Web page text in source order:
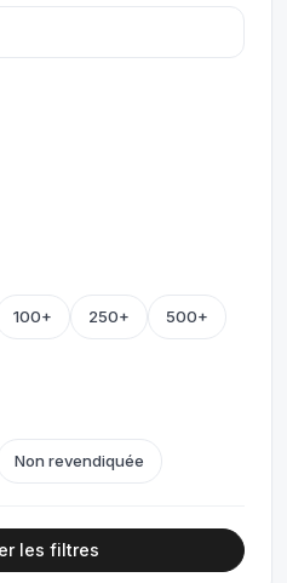
100+ 250+ 500+
Non revendiquée
les filtres